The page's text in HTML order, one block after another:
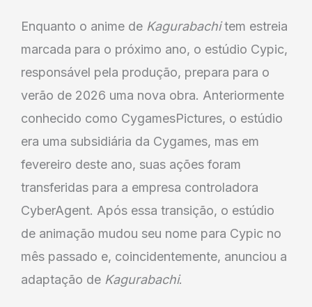
Enquanto o anime de Kagurabachitem estreia
marcada para o próximo ano, o estúdio Cypic,
responsável pela produção, prepara para o
verão de 2026 uma nova obra. Anteriormente
conhecido como CygamesPictures, o estúdio
era uma subsidiária da Cygames, mas em
fevereiro deste ano, suas ações foram
transferidas para a empresa controladora
CyberAgent. Após essa transição, o estúdio
de animação mudou seu nome para Cypic no
mês passado e, coincidentemente, anunciou a
adaptação de Kagurabachi.